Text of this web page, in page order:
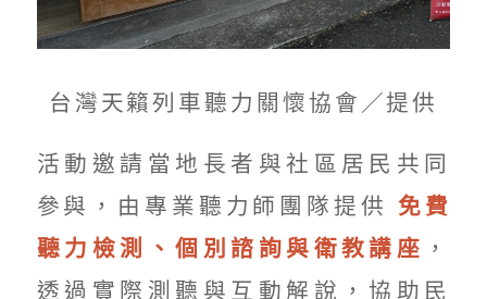
台灣天籟列車聽力關懷協會／提供
活動邀請當地長者與社區居民共同
參與，由專業聽力師團隊提供 免費
聽力檢測、個別諮詢與衛教講座 ，
透過實際測聽與互動解說，協助民